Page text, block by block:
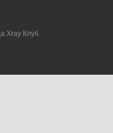
Xray Клуб